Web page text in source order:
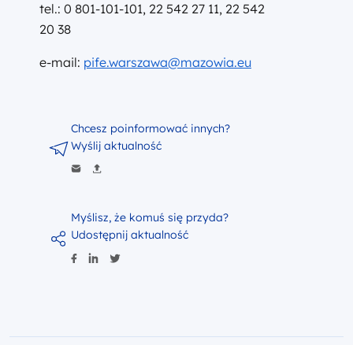
tel.: 0 801-101-101, 22 542 27 11, 22 542
20 38
e-mail: pife.warszawa@mazowia.eu
Myślisz, że komuś się przyda?
Udostępnij aktualność
Chcesz poinformować innych?
Wyślij aktualność